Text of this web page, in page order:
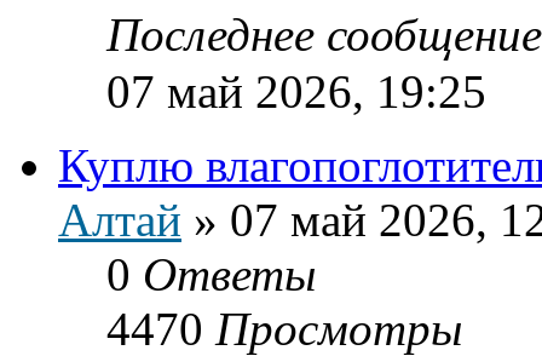
Последнее
07 май 2026, 19:25
Куплю
Алтай » 07 май 2026,
0 Ответы
4470 Просмотры